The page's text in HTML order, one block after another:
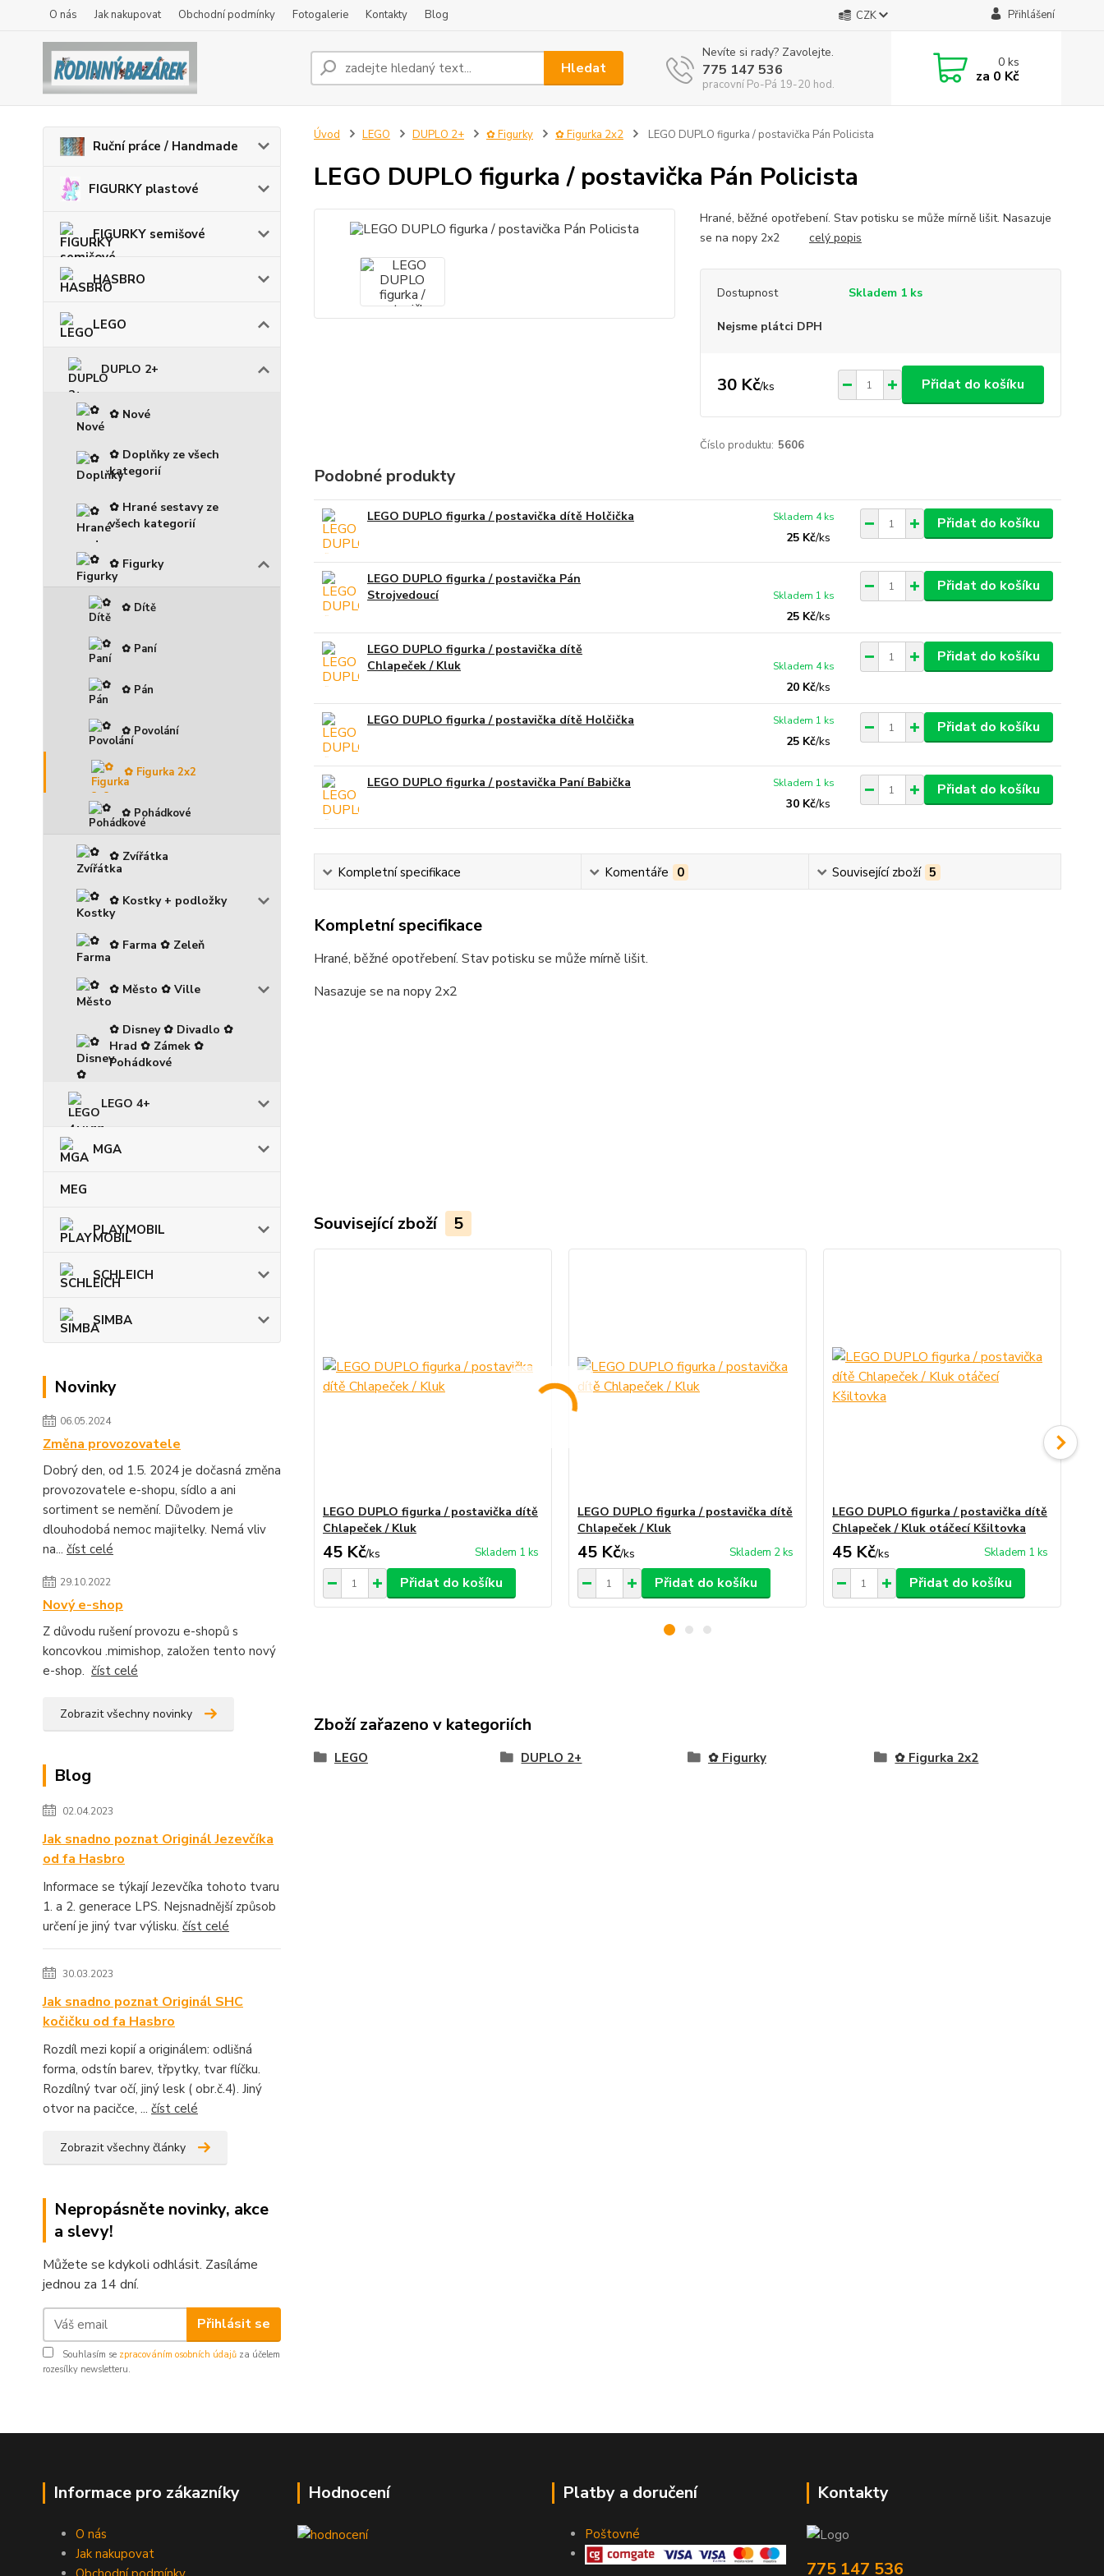
O nás Jak nakupovat Obchodní podmínky Fotogalerie Kontakty Blog CZK Přihlášení
Hledat
Nevíte si rady? Zavolejte.
775 147 536
pracovní Po-Pá 19-20 hod.
0ks
za 0 Kč
Ruční práce / Handmade
FIGURKY plastové
FIGURKY semišové
HASBRO
LEGO
DUPLO 2+
✿ Nové
✿ Doplňky ze všech
kategorií
✿ Hrané sestavy ze
všech kategorií
✿ Figurky
✿ Dítě
✿ Paní
✿ Pán
✿ Povolání
✿ Figurka 2x2
✿ Pohádkové
✿ Zvířátka
✿ Kostky + podložky
✿ Farma ✿ Zeleň
✿ Město ✿ Ville
✿ Disney ✿ Divadlo ✿
Hrad ✿ Zámek ✿
Pohádkové
LEGO 4+
MGA
MEG
PLAYMOBIL
SCHLEICH
SIMBA
Novinky
06.05.2024
Změna provozovatele
Dobrý den, od 1.5. 2024 je dočasná změna
provozovatele e-shopu, sídlo a ani
sortiment se nemění. Důvodem je
dlouhodobá nemoc majitelky. Nemá vliv
na... číst celé
29.10.2022
Nový e-shop
Z důvodu rušení provozu e-shopů s
koncovkou .mimishop, založen tento nový
e-shop. číst celé
Zobrazit všechny novinky
Blog
02.04.2023
Jak snadno poznat Originál Jezevčíka
od fa Hasbro
Informace se týkají Jezevčíka tohoto tvaru
1. a 2. generace LPS. Nejsnadnější způsob
určení je jiný tvar výlisku. číst celé
30.03.2023
Jak snadno poznat Originál SHC
kočičku od fa Hasbro
Rozdíl mezi kopií a originálem: odlišná
forma, odstín barev, třpytky, tvar flíčku.
Rozdílný tvar očí, jiný lesk ( obr.č.4). Jiný
otvor na pacičce, ... číst celé
Zobrazit všechny články
Nepropásněte novinky, akce
a slevy!
Můžete se kdykoli odhlásit. Zasíláme
jednou za 14 dní.
Přihlásit se
Souhlasím se zpracováním osobních údajů za účelem
rozesílky newsletteru.
Úvod LEGO DUPLO 2+ ✿ Figurky ✿ Figurka 2x2 LEGO DUPLO figurka / postavička Pán Policista
LEGO DUPLO figurka / postavička Pán Policista
Hrané, běžné opotřebení. Stav potisku se může mírně lišit. Nasazuje
se na nopy 2x2 celý popis
Dostupnost Skladem 1 ks
Nejsme plátci DPH
30 Kč/ks Přidat do košíku
Číslo produktu: 5606
Podobné produkty
LEGO DUPLO figurka / postavička dítě Holčička
25 Kč/ks
Skladem 4 ks Přidat do košíku
LEGO DUPLO figurka / postavička Pán
Strojvedoucí
25 Kč/ks
Skladem 1 ks
Přidat do košíku
LEGO DUPLO figurka / postavička dítě
Chlapeček / Kluk
20 Kč/ks
Skladem 4 ks
Přidat do košíku
LEGO DUPLO figurka / postavička dítě Holčička
25 Kč/ks
Skladem 1 ks Přidat do košíku
LEGO DUPLO figurka / postavička Paní Babička
30 Kč/ks
Skladem 1 ks Přidat do košíku
Kompletní specifikace Komentáře 0 Související zboží 5
Kompletní specifikace
Hrané, běžné opotřebení. Stav potisku se může mírně lišit.
Nasazuje se na nopy 2x2
Související zboží 5
LEGO DUPLO figurka / postavička dítě
Chlapeček / Kluk
45 Kč/ks Skladem 1 ks
Přidat do košíku
LEGO DUPLO figurka / postavička dítě
Chlapeček / Kluk
45 Kč/ks Skladem 2 ks
Přidat do košíku
LEGO DUPLO figurka / postavička dítě
Chlapeček / Kluk otáčecí Kšiltovka
45 Kč/ks Skladem 1 ks
Přidat do košíku
Zboží zařazeno v kategoriích
LEGO DUPLO 2+ ✿ Figurky ✿ Figurka 2x2
Informace pro zákazníky
O nás
Jak nakupovat
Hodnocení Platby a doručení
Poštovné
Kontakty
775 147 536